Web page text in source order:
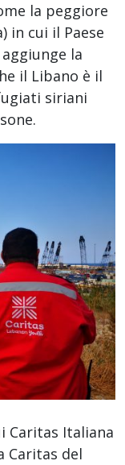
la peggiore
in cui il Paese
la
il Libano è il
siriani
Caritas Italiana
Caritas del